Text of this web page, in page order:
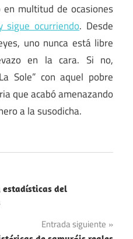
multitud de ocasiones
sigue ocurriendo. Desde
uno nunca está libre
en la cara. Si no,
Sole” con aquel pobre
que acabó amenazando
a la susodicha.
estadísticas del
Entrada siguiente